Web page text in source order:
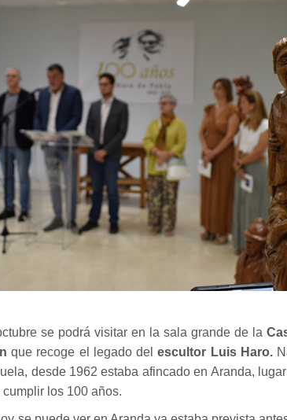
se podrá visitar en la sala grande de la
que recoge el legado delescultor Luis Haro.
desde 1962 estaba afincado en Aranda,
los 100 años.